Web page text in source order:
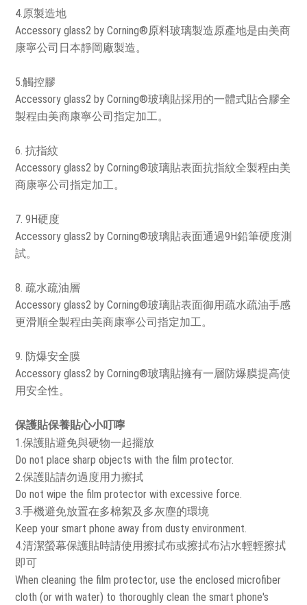
4.原製造地
Accessory glass2 by Corning®原料玻璃製造原產地是由美商
康寧公司日本靜岡廠製造。
5.觸控膠
Accessory glass2 by Corning®玻璃貼採用的一體式貼合膠全
製程由美商康寧公司指定加工。
6. 抗指紋
Accessory glass2 by Corning®玻璃貼表面抗指紋全製程由美
商康寧公司指定加工。
7. 9H硬度
Accessory glass2 by Corning®玻璃貼表面通過9H鉛筆硬度測
試。
8. 疏水疏油層
Accessory glass2 by Corning®玻璃貼表面御用疏水疏油手感
更滑順全製程由美商康寧公司指定加工。
9. 防爆安全膜
Accessory glass2 by Corning®玻璃貼擁有一層防爆膜提高使
用安全性。
保護貼保養貼心小叮嚀
1.保護貼避免與硬物一起擺放
Do not place sharp objects with the film protector.
2.保護貼請勿過度用力擦拭
Do not wipe the film protector with excessive force.
3.手機避免放置在多棉絮及多灰塵的環境
Keep your smart phone away from dusty environment.
4.清潔螢幕保護貼時請使用擦拭布或擦拭布沾水輕輕擦拭
即可
When cleaning the film protector, use the enclosed microfiber
cloth (or with water) to thoroughly clean the smart phone's